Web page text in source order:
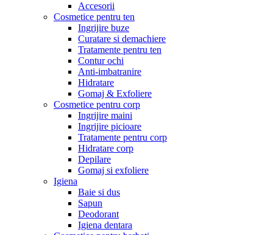
Accesorii
Cosmetice pentru ten
Ingrijire buze
Curatare si demachiere
Tratamente pentru ten
Contur ochi
Anti-imbatranire
Hidratare
Gomaj & Exfoliere
Cosmetice pentru corp
Ingrijire maini
Ingrijire picioare
Tratamente pentru corp
Hidratare corp
Depilare
Gomaj si exfoliere
Igiena
Baie si dus
Sapun
Deodorant
Igiena dentara